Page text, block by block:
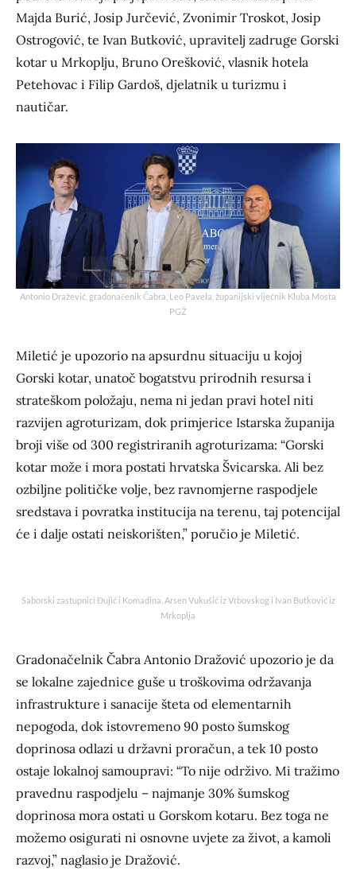
Majda Burić, Josip Jurčević, Zvonimir Troskot, Josip
Ostrogović, te Ivan Butković, upravitelj zadruge Gorski
kotar u Mrkoplju, Bruno Orešković, vlasnik hotela
Petehovac i Filip Gardoš, djelatnik u turizmu i
nautičar.
Antonio Dražević, gradonačenik Čabra, Leo Pavela, županijski vijećnik Kluba Mosta
PGŽ
Miletić je upozorio na apsurdnu situaciju u kojoj
Gorski kotar, unatoč bogatstvu prirodnih resursa i
strateškom položaju, nema ni jedan pravi hotel niti
razvijen agroturizam, dok primjerice Istarska županija
broji više od 300 registriranih agroturizama: “Gorski
kotar može i mora postati hrvatska Švicarska. Ali bez
ozbiljne političke volje, bez ravnomjerne raspodjele
sredstava i povratka institucija na terenu, taj potencijal
će i dalje ostati neiskorišten,” poručio je Miletić.
Saborski zastupnici Đujić i Komadina, Arsen Vukušić iz Vrbovskog i Ivan Butković iz
Mrkoplja
Gradonačelnik Čabra Antonio Dražović upozorio je da
se lokalne zajednice guše u troškovima održavanja
infrastrukture i sanacije šteta od elementarnih
nepogoda, dok istovremeno 90 posto šumskog
doprinosa odlazi u državni proračun, a tek 10 posto
ostaje lokalnoj samoupravi: “To nije održivo. Mi tražimo
pravednu raspodjelu – najmanje 30% šumskog
doprinosa mora ostati u Gorskom kotaru. Bez toga ne
možemo osigurati ni osnovne uvjete za život, a kamoli
razvoj,” naglasio je Dražović.